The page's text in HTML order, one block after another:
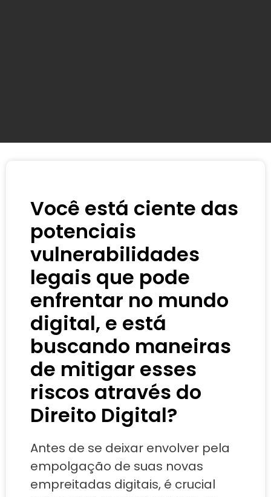
Você está ciente das
potenciais
vulnerabilidades
legais que pode
enfrentar no mundo
digital, e está
buscando maneiras
de mitigar esses
riscos através do
Direito Digital?
Antes de se deixar envolver pela
empolgação de suas novas
empreitadas digitais, é crucial